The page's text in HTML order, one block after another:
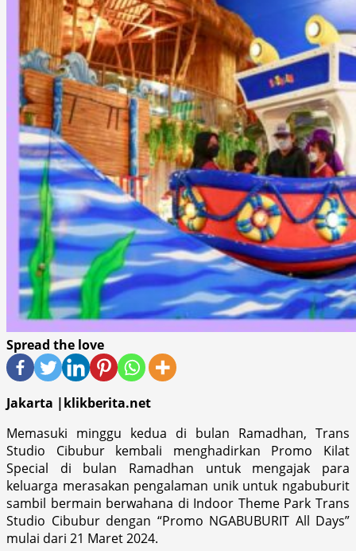
Spread the love
Jakarta |klikberita.net
Memasuki minggu kedua di bulan Ramadhan, Trans
Studio Cibubur kembali menghadirkan Promo Kilat
Special di bulan Ramadhan untuk mengajak para
keluarga merasakan pengalaman unik untuk ngabuburit
sambil bermain berwahana di Indoor Theme Park Trans
Studio Cibubur dengan “Promo NGABUBURIT All Days”
mulai dari 21 Maret 2024.